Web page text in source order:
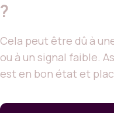
?
Cela peut être dû à
ou à un signal faible.
est en bon état et